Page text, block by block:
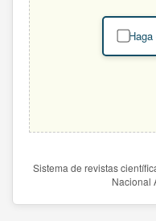
Sistema de revistas
Nacional